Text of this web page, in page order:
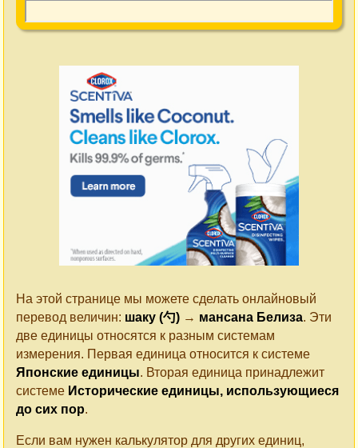
На этой странице мы можете сделать онлайновый
перевод величин: шаку (勺) → мансана Белиза. Эти
две единицы относятся к разным системам
измерения. Первая единица относится к системе
Японские единицы. Вторая единица принадлежит
системе Исторические единицы, использующиеся
до сих пор.
Если вам нужен калькулятор для других единиц,